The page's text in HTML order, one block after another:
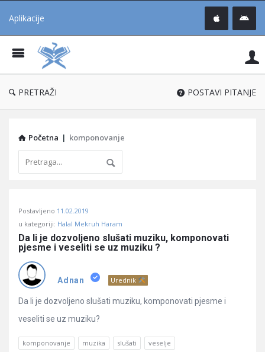
Aplikacije
®
PRETRAŽI POSTAVI PITANJE
Početna | komponovanje
Učene
Latest
Pitanja
Postavljeno 11.02.2019
u kategoriji: Halal Mekruh Haram
Da li je dozvoljeno slušati muziku, komponovati
pjesme i veseliti se uz muziku ?
Adnan Urednik
Da li je dozvoljeno slušati muziku, komponovati pjesme i
veseliti se uz muziku?
komponovanje muzika slušati veselje